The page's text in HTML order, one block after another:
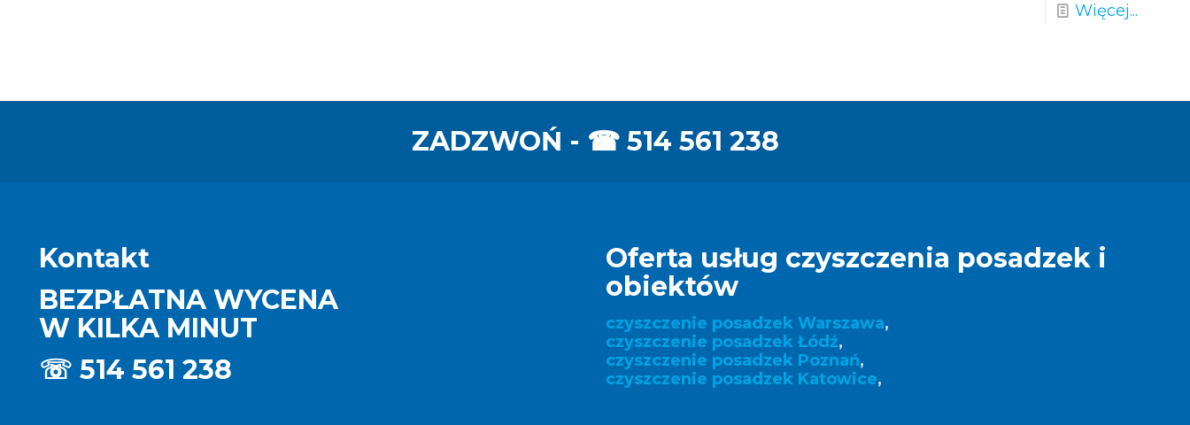
Więcej...
ZADZWOŃ - ☎ 514 561 238
Kontakt
BEZPŁATNA WYCENA
W KILKA MINUT
☏ 514 561 238
Oferta usług czyszczenia posadzek i
obiektów
czyszczenie posadzek Warszawa,
czyszczenie posadzek Łódź,
czyszczenie posadzek Poznań,
czyszczenie posadzek Katowice,